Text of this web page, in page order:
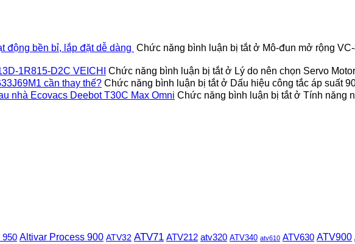
động bền bỉ, lắp đặt dễ dàng Chức năng bình luận bị tắtở Mô-đun mở rộng
1R815-D2C VEICHI
Chức năng bình luận bị tắtở Lý do nên chọn Servo
cần thay thế? Chức năng bình luận bị tắtở Dấu hiệu công tắc áp suất
nhà Ecovacs Deebot T30C Max Omni Chức năng bình luận bị tắtở Tính năng
950 Altivar Process 900 ATV32 ATV71 ATV212 atv320 ATV340 atv610 ATV630 ATV900